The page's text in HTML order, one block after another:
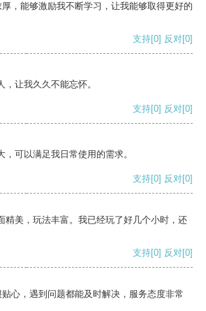
，能够激励我不断学习，让我能够取得更好的
支持[0] 反对[0]
让我久久不能忘怀。
支持[0] 反对[0]
可以满足我日常使用的需求。
支持[0] 反对[0]
精美，玩法丰富。我已经玩了好几个小时，还
支持[0] 反对[0]
心，遇到问题都能及时解决，服务态度非常